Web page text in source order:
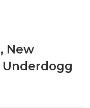
, New
Underdogg